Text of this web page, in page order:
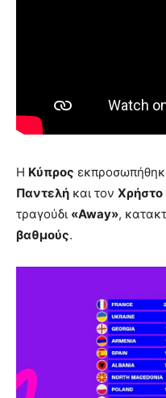
Η Κύπρος
Παντελή και τον Χρήστο
τραγούδι «Away»,
βαθμούς.